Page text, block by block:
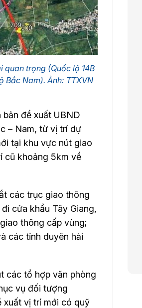
trọng (Quốc lộ 14B
Bắc Nam). Ảnh: TTXVN
đề xuất UBND
– Nam, từ vị trí dự
tại khu vực nút giao
cũ khoảng 5km về
các trục giao thông
cửa khẩu Tây Giang,
thông cấp vùng;
các tỉnh duyên hải
các tổ hợp văn phòng
vụ đối tượng
xuất vị trí mới có quỹ